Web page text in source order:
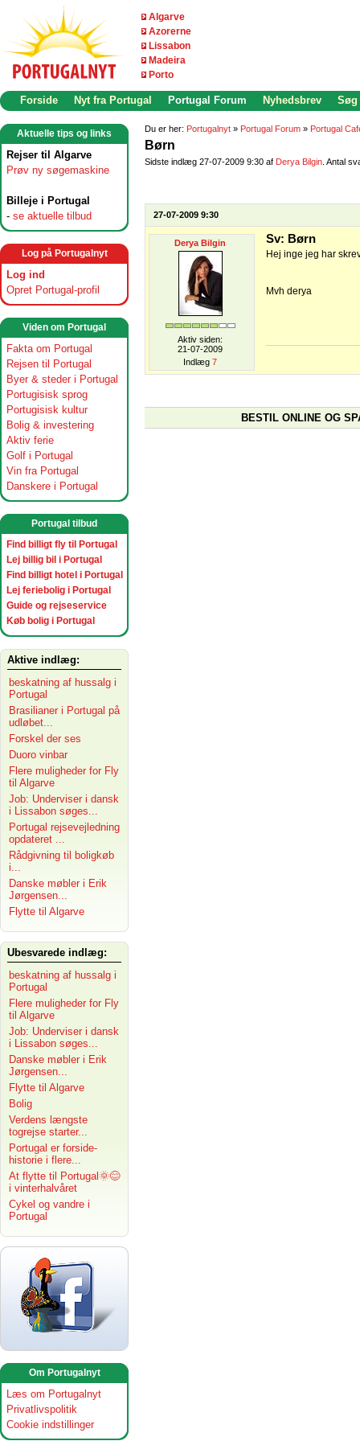
Algarve
Azorerne
Lissabon
Madeira
Porto
Forside Nyt fra Portugal Portugal Forum Nyhedsbrev Søg
Aktuelle tips og links
Rejser til Algarve
Prøv ny søgemaskine
Billeje i Portugal
- se aktuelle tilbud
Log på Portugalnyt
Log ind
Opret Portugal-profil
Viden om Portugal
Fakta om Portugal
Rejsen til Portugal
Byer & steder i Portugal
Portugisisk sprog
Portugisisk kultur
Bolig & investering
Aktiv ferie
Golf i Portugal
Vin fra Portugal
Danskere i Portugal
Portugal tilbud
Find billigt fly til Portugal
Lej billig bil i Portugal
Find billigt hotel i Portugal
Lej feriebolig i Portugal
Guide og rejseservice
Køb bolig i Portugal
Aktive indlæg:
beskatning af hussalg i
Portugal
Brasilianer i Portugal på
udløbet...
Forskel der ses
Duoro vinbar
Flere muligheder for Fly
til Algarve
Job: Underviser i dansk
i Lissabon søges...
Portugal rejsevejledning
opdateret ...
Rådgivning til boligkøb
i...
Danske møbler i Erik
Jørgensen...
Flytte til Algarve
Ubesvarede indlæg:
beskatning af hussalg i
Portugal
Flere muligheder for Fly
til Algarve
Job: Underviser i dansk
i Lissabon søges...
Danske møbler i Erik
Jørgensen...
Flytte til Algarve
Bolig
Verdens længste
togrejse starter...
Portugal er forside-
historie i flere...
At flytte til Portugal🌞😊
i vinterhalvåret
Cykel og vandre i
Portugal
Om Portugalnyt
Læs om Portugalnyt
Privatlivspolitik
Cookie indstillinger
Du er her: Portugalnyt » Portugal Forum » Portugal
Børn
Sidste indlæg 27-07-2009 9:30 af Derya Bilgin . Antal
27-07-2009 9:30
Derya Bilgin
Aktiv siden:
21-07-2009
Indlæg 7
Sv: Børn
Hej inge jeg har
Mvh derya
BESTIL ONLINE OG